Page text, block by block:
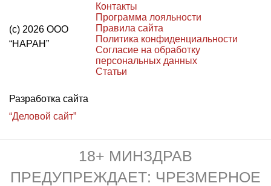
(с) 2026 ООО
“НАРАН”
Контакты
Программа лояльности
Правила сайта
Политика конфиденциальности
Согласие на обработку
персональных данных
Статьи
Разработка сайта
“Деловой сайт”
18+ МИНЗДРАВ
ПРЕДУПРЕЖДАЕТ: ЧРЕЗМЕРНОЕ